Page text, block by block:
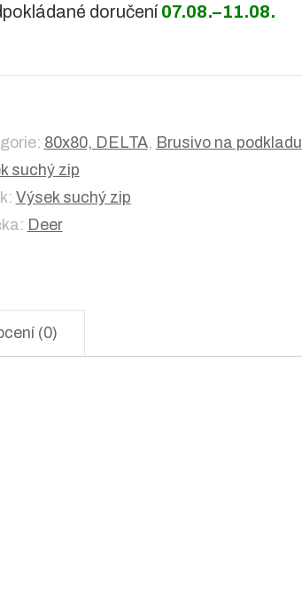
doručení07.08.–11.08.
80x80, DELTA, Brusivo na podkladu
suchý zip
Výsek suchý zip
Deer
(0)